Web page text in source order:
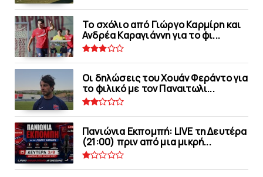
Το σχόλιο από Γιώργο Καρμίρη και
Ανδρέα Καραγιάννη για το φι...
Οι δηλώσεις του Χουάν Φεράντο για
το φιλικό με τoν Παναιτωλι...
Πανιώνια Εκπομπή: LIVE τη Δευτέρα
(21:00) πριν από μια μικρή...